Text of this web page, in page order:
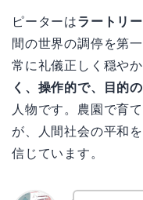
ピーターはラートリ
間の世界の調停を第
常に礼儀正しく穏や
く、操作的で、目的
人物です。農園で育
が、人間社会の平和
信じています。